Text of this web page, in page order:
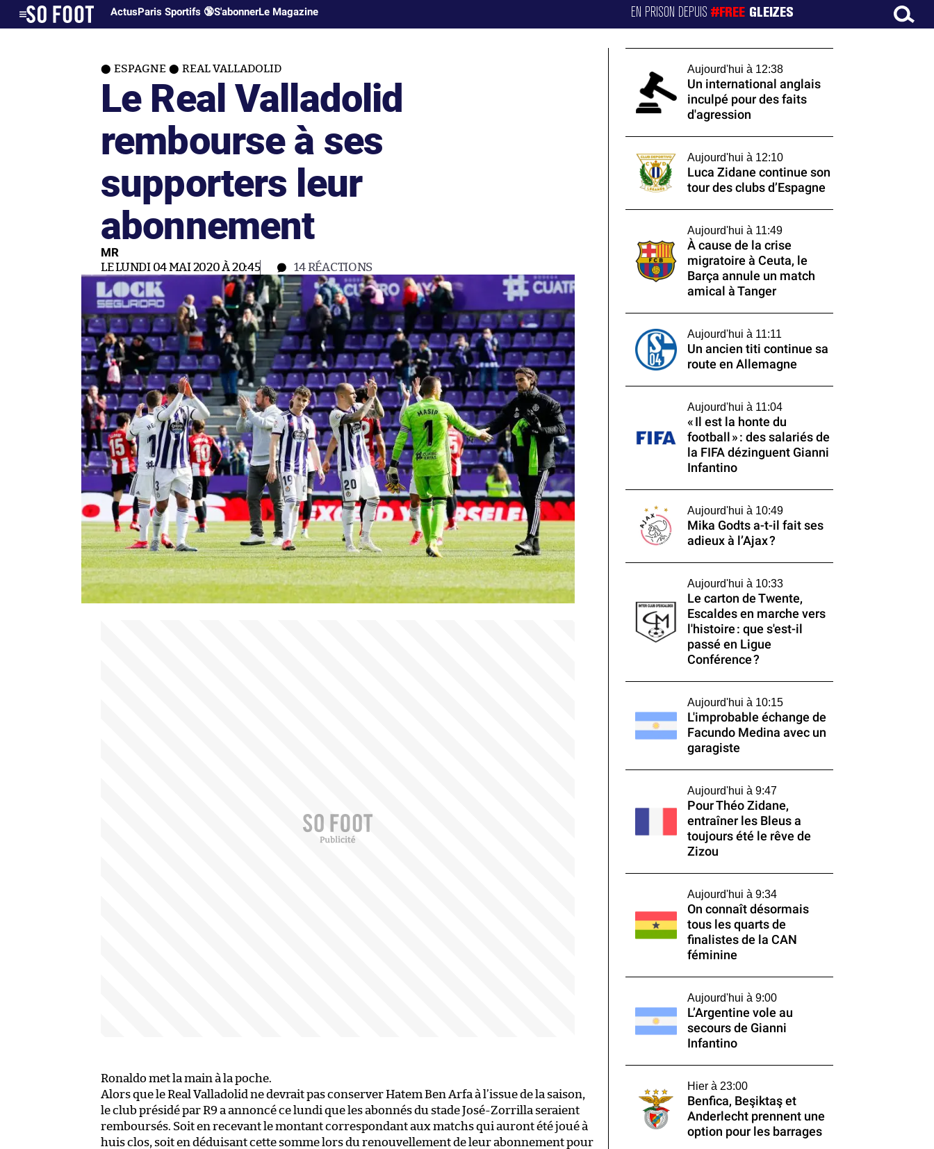
ActusParis Sportifs 🔞S'abonnerLe Magazine EN PRISON DEPUIS#FREE GLEIZES
ESPAGNE REAL VALLADOLID
Le Real Valladolid
rembourse à ses
supporters leur
abonnement
MR
LE LUNDI 04 MAI 2020 À 20:45 14RÉACTIONS
Ronaldo met la main à la poche.
Alors que le Real Valladolid ne devrait pas conserver Hatem Ben Arfa à l’issue de la saison,
le club présidé par R9 a annoncé ce lundi que les abonnés du stade José-Zorrilla seraient
remboursés. Soit en recevant le montant correspondant aux matchs qui auront été joué à
huis clos, soit en déduisant cette somme lors du renouvellement de leur abonnement pour
Aujourd'hui à 12:38
Un international anglais
inculpé pour des faits
d'agression
Aujourd'hui à 12:10
Luca Zidane continue son
tour des clubs d’Espagne
Aujourd'hui à 11:49
À cause de la crise
migratoire à Ceuta, le
Barça annule un match
amical à Tanger
Aujourd'hui à 11:11
Un ancien titi continue sa
route en Allemagne
Aujourd'hui à 11:04
« Il est la honte du
football » : des salariés de
la FIFA dézinguent Gianni
Infantino
Aujourd'hui à 10:49
Mika Godts a-t-il fait ses
adieux à l’Ajax ?
Aujourd'hui à 10:33
Le carton de Twente,
Escaldes en marche vers
l'histoire : que s'est-il
passé en Ligue
Conférence ?
Aujourd'hui à 10:15
L'improbable échange de
Facundo Medina avec un
garagiste
Aujourd'hui à 9:47
Pour Théo Zidane,
entraîner les Bleus a
toujours été le rêve de
Zizou
Aujourd'hui à 9:34
On connaît désormais
tous les quarts de
finalistes de la CAN
féminine
Aujourd'hui à 9:00
L’Argentine vole au
secours de Gianni
Infantino
Hier à 23:00
Benfica, Beşiktaş et
Anderlecht prennent une
option pour les barrages